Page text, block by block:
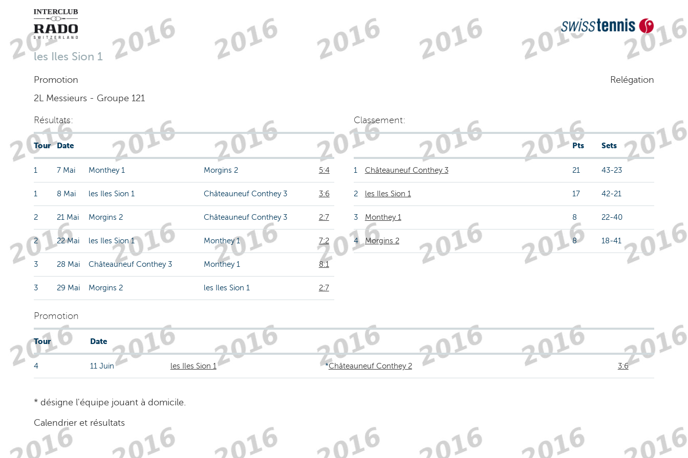
les Iles Sion 1
Promotion
Relégation
2L Messieurs - Groupe 121
Résultats:
Tour Date
1 7 Mai Monthey 1 Morgins 2 5:4
1 8 Mai les Iles Sion 1 Châteauneuf Conthey 3 3:6
2 21 Mai Morgins 2 Châteauneuf Conthey 3 2:7
2 22 Mai les Iles Sion 1 Monthey 1 7:2
3 28 Mai Châteauneuf Conthey 3 Monthey 1 8:1
3 29 Mai Morgins 2 les Iles Sion 1 2:7
Classement:
Pts Sets
1 Châteauneuf Conthey 3 21 43-23
2 les Iles Sion 1 17 42-21
3 Monthey 1 8 22-40
4 Morgins 2 8 18-41
Promotion
Tour Date
4 11 Juin les Iles Sion 1 *Châteauneuf Conthey 2 3:6
* désigne l'équipe jouant à domicile.
Calendrier et résultats